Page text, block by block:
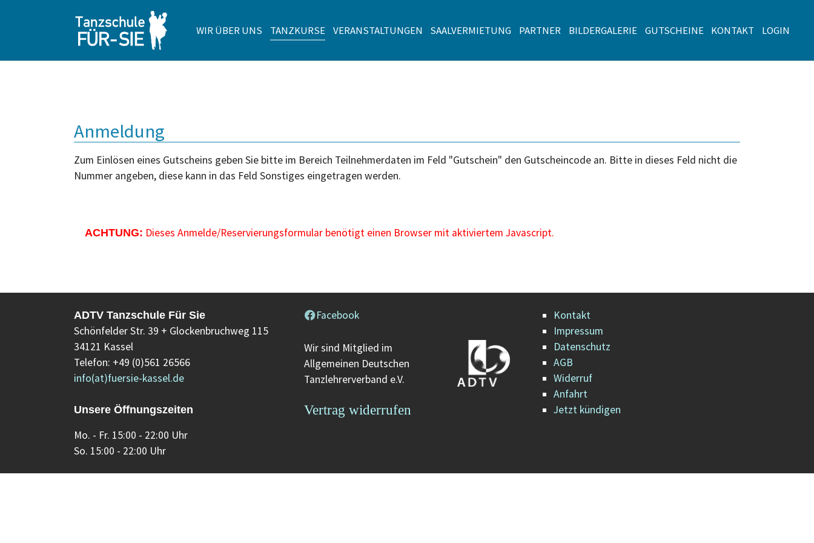
WIR ÜBER UNS TANZKURSE VERANSTALTUNGEN SAALVERMIETUNG PARTNER BILDERGALERIE GUTSCHEINE KONTAKT LOGIN
Anmeldung
Zum Einlösen eines Gutscheins geben Sie bitte im Bereich Teilnehmerdaten im Feld "Gutschein" den Gutscheincode an. Bitte in dieses Feld nicht die
Nummer angeben, diese kann in das Feld Sonstiges eingetragen werden.
ACHTUNG: Dieses Anmelde/Reservierungsformular benötigt einen Browser mit aktiviertem Javascript.
ADTV Tanzschule Für Sie
Schönfelder Str. 39 + Glockenbruchweg 115
34121 Kassel
Telefon: +49 (0)561 26566
info(at)fuersie-kassel.de
Unsere Öffnungszeiten
Mo. - Fr. 15:00 - 22:00 Uhr
So. 15:00 - 22:00 Uhr
Facebook
Wir sind Mitglied im
Allgemeinen Deutschen
Tanzlehrerverband e.V.
Vertrag widerrufen
Kontakt
Impressum
Datenschutz
AGB
Widerruf
Anfahrt
Jetzt kündigen